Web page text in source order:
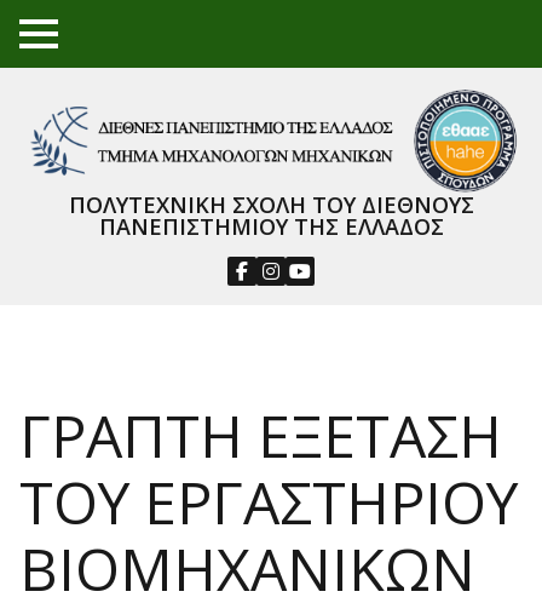
TO
GGL
NU
ΠΟΛΥΤΕΧΝΙΚΗ ΣΧΟΛΗ ΤΟΥ ΔΙΕΘΝΟΥΣ
ΠΑΝΕΠΙΣΤΗΜΙΟΥ ΤΗΣ ΕΛΛΑΔΟΣ
ΓΡΑΠΤΗ ΕΞΕΤΑΣΗ
ΤΟΥ ΕΡΓΑΣΤΗΡΙΟΥ
ΒΙΟΜΗΧΑΝΙΚΩΝ